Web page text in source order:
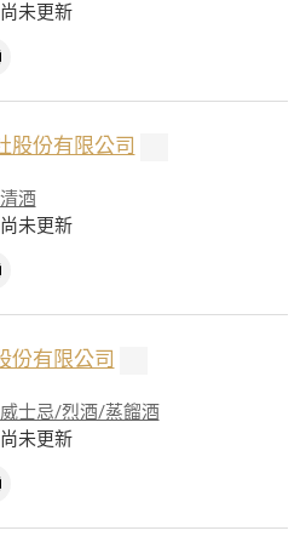
未更新
股份有限公司
清酒
未更新
份有限公司
威士忌/烈酒/蒸餾酒
未更新